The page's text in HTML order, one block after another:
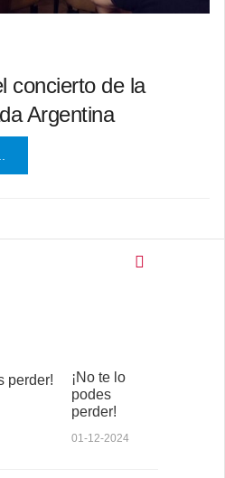
concierto de la
Argentina
¡No te lo
podes
perder!
01-12-2024